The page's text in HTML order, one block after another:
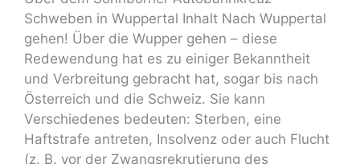
Schweben in Wuppertal Inhalt Nach Wuppertal
gehen! Über die Wupper gehen – diese
Redewendung hat es zu einiger Bekanntheit
und Verbreitung gebracht hat, sogar bis nach
Österreich und die Schweiz. Sie kann
Verschiedenes bedeuten: Sterben, eine
Haftstrafe antreten, Insolvenz oder auch Flucht
(z. B. vor der Zwangsrekrutierung des